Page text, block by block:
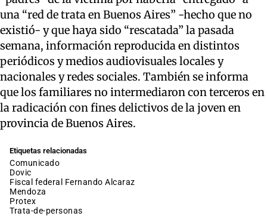
una “red de trata en Buenos Aires” -hecho que no
existió- y que haya sido “rescatada” la pasada
semana, información reproducida en distintos
periódicos y medios audiovisuales locales y
nacionales y redes sociales. También se informa
que los familiares no intermediaron con terceros en
la radicación con fines delictivos de la joven en
provincia de Buenos Aires.
Etiquetas relacionadas
comunicado
dovic
fiscal federal Fernando Alcaraz
mendoza
protex
trata-de-personas